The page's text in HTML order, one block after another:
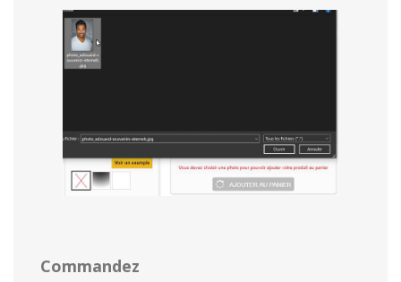
Commandez